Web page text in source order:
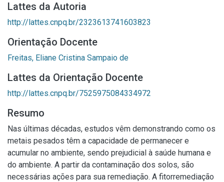
Lattes da Autoria
http://lattes.cnpq.br/2323613741603823
Orientação Docente
Freitas, Eliane Cristina Sampaio de
Lattes da Orientação Docente
http://lattes.cnpq.br/7525975084334972
Resumo
Nas últimas décadas, estudos vêm demonstrando como os
metais pesados têm a capacidade de permanecer e
acumular no ambiente, sendo prejudicial à saúde humana e
do ambiente. A partir da contaminação dos solos, são
necessárias ações para sua remediação. A fitorremediação